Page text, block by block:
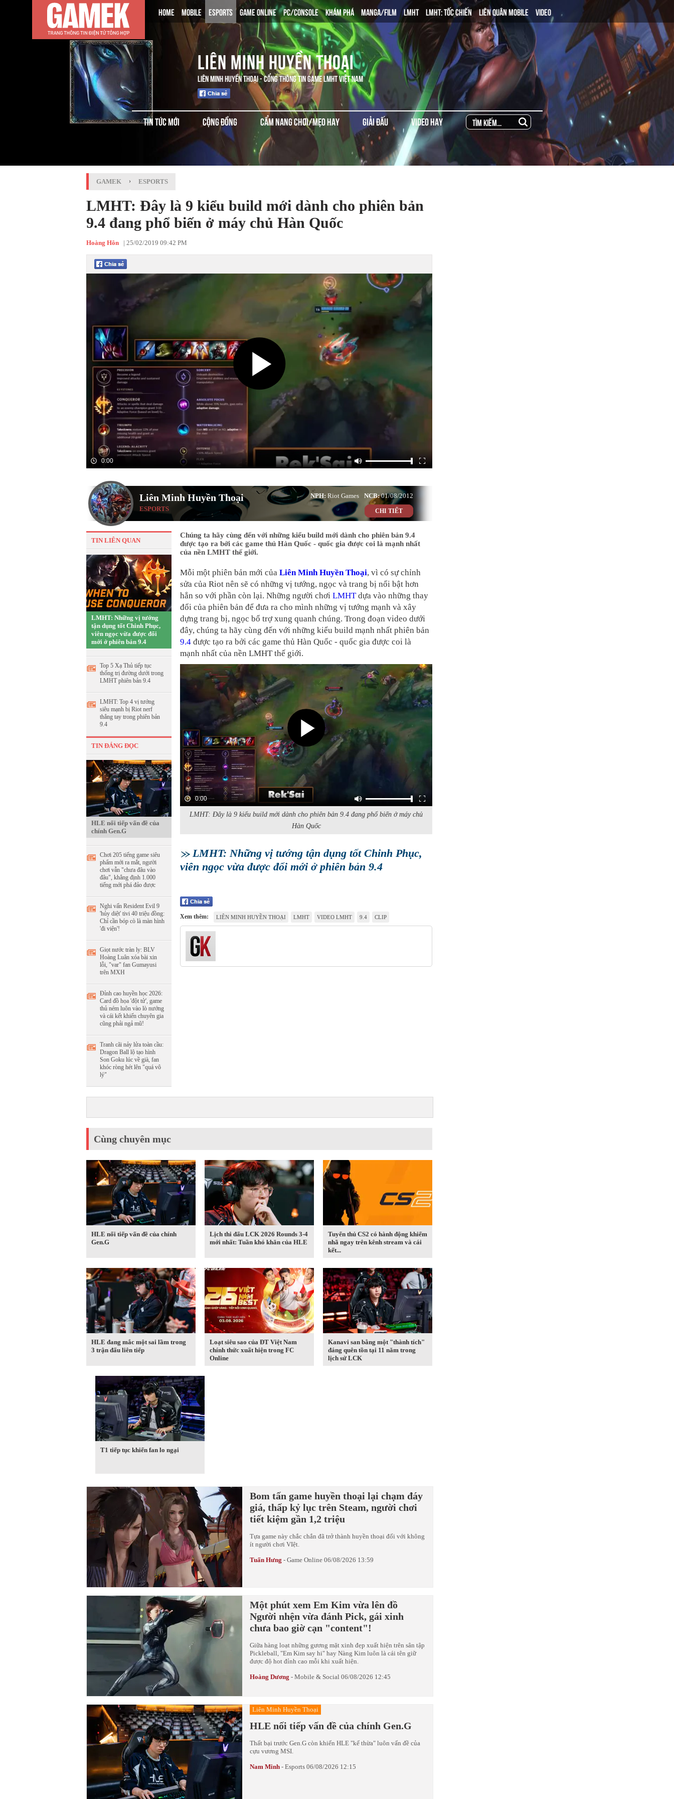
HOME MOBILE ESPORTS GAME ONLINE PC/CONSOLE KHÁM PHÁ MANGA/FILM LMHT LMHT: TỐC CHIẾN LIÊN QUÂN MOBILE VIDEO
LIÊN MINH HUYỀN THOẠI
LIÊN MINH HUYỀN THOẠI - CỔNG THÔNG TIN GAME LMHT VIỆT NAM
TIN TỨC MỚI CỘNG ĐỒNG CẨM NANG CHƠI/MẸO HAY GIẢI ĐẤU VIDEO HAY
GAMEK › ESPORTS
LMHT: Đây là 9 kiểu build mới dành cho phiên bản
9.4 đang phổ biến ở máy chủ Hàn Quốc
Hoàng Hôn | 25/02/2019 09:42 PM
0:00
Liên Minh Huyền Thoại
ESPORTS
01/08/2012
NCB:
Riot Games
NPH:
CHI TIẾT
TIN LIÊN QUAN
LMHT: Những vị tướng
tận dụng tốt Chinh Phục,
viên ngọc vừa được đổi
mới ở phiên bản 9.4
Top 5 Xạ Thủ tiếp tục
thống trị đường dưới trong
LMHT phiên bản 9.4
LMHT: Top 4 vị tướng
siêu mạnh bị Riot nerf
thẳng tay trong phiên bản
9.4
TIN ĐÁNG ĐỌC
HLE nối tiếp vấn đề của
chính Gen.G
Chơi 205 tiếng game siêu
phẩm mới ra mắt, người
chơi vẫn "chưa đâu vào
đâu", khẳng định 1.000
tiếng mới phá đảo được
Nghi vấn Resident Evil 9
'hủy diệt' tivi 40 triệu đồng:
Chỉ cần bóp cò là màn hình
'đi viện'!
Giọt nước tràn ly: BLV
Hoàng Luân xóa bài xin
lỗi, "var" fan Gumayusi
trên MXH
Đỉnh cao huyền học 2026:
Card đồ họa 'đột tử', game
thủ ném luôn vào lò nướng
và cái kết khiến chuyên gia
cũng phải ngả mũ!
Tranh cãi nảy lửa toàn cầu:
Dragon Ball lộ tạo hình
Son Goku lúc về già, fan
khóc ròng hét lên "quá vô
lý"
Chúng ta hãy cùng đến với những kiểu build mới dành cho phiên bản 9.4
được tạo ra bởi các game thủ Hàn Quốc - quốc gia được coi là mạnh nhất
của nền LMHT thế giới.
Mỗi một phiên bản mới của Liên Minh Huyền Thoại, vì có sự chỉnh
sửa của Riot nên sẽ có những vị tướng, ngọc và trang bị nổi bật hơn
hẳn so với phần còn lại. Những người chơi LMHTdựa vào những thay
đổi của phiên bản để đưa ra cho mình những vị tướng mạnh và xây
dựng trang bị, ngọc bổ trợ xung quanh chúng. Trong đoạn video dưới
đây, chúng ta hãy cùng đến với những kiểu build mạnh nhất phiên bản
9.4 được tạo ra bởi các game thủ Hàn Quốc - quốc gia được coi là
mạnh nhất của nền LMHT thế giới.
0:00
LMHT: Đây là 9 kiểu build mới dành cho phiên bản 9.4 đang phổ biến ở máy chủ
Hàn Quốc
LMHT: Những vị tướng tận dụng tốt Chinh Phục,
viên ngọc vừa được đổi mới ở phiên bản 9.4
Xem thêm: LIÊN MINH HUYỀN THOẠI LMHT VIDEO LMHT 9.4 CLIP
Cùng chuyên mục
HLE nối tiếp vấn đề của chính
Gen.G
Lịch thi đấu LCK 2026 Rounds 3-4
mới nhất: Tuần khó khăn của HLE
Tuyển thủ CS2 có hành động khiếm
nhã ngay trên kênh stream và cái
kết...
HLE đang mắc một sai lầm trong
3 trận đấu liên tiếp
Loạt siêu sao của ĐT Việt Nam
chính thức xuất hiện trong FC
Online
Kanavi san bằng một "thành tích"
đáng quên tồn tại 11 năm trong
lịch sử LCK
T1 tiếp tục khiến fan lo ngại
Bom tấn game huyền thoại lại chạm đáy
giá, thấp kỷ lục trên Steam, người chơi
tiết kiệm gần 1,2 triệu
Tựa game này chắc chắn đã trở thành huyền thoại đối với không
ít người chơi VIệt.
Tuấn Hưng - Game Online 06/08/2026 13:59
Một phút xem Em Kim vừa lên đồ
Người nhện vừa đánh Pick, gái xinh
chưa bao giờ cạn "content"!
Giữa hàng loạt những gương mặt xinh đẹp xuất hiện trên sân tập
Pickleball, "Em Kim say hi" hay Nàng Kim luôn là cái tên giữ
được độ hot đỉnh cao mỗi khi xuất hiện.
Hoàng Dương - Mobile & Social 06/08/2026 12:45
Liên Minh Huyền Thoại
HLE nối tiếp vấn đề của chính Gen.G
Thất bại trước Gen.G còn khiến HLE "kế thừa" luôn vấn đề của
cựu vương MSI.
Nam Minh - Esports 06/08/2026 12:15